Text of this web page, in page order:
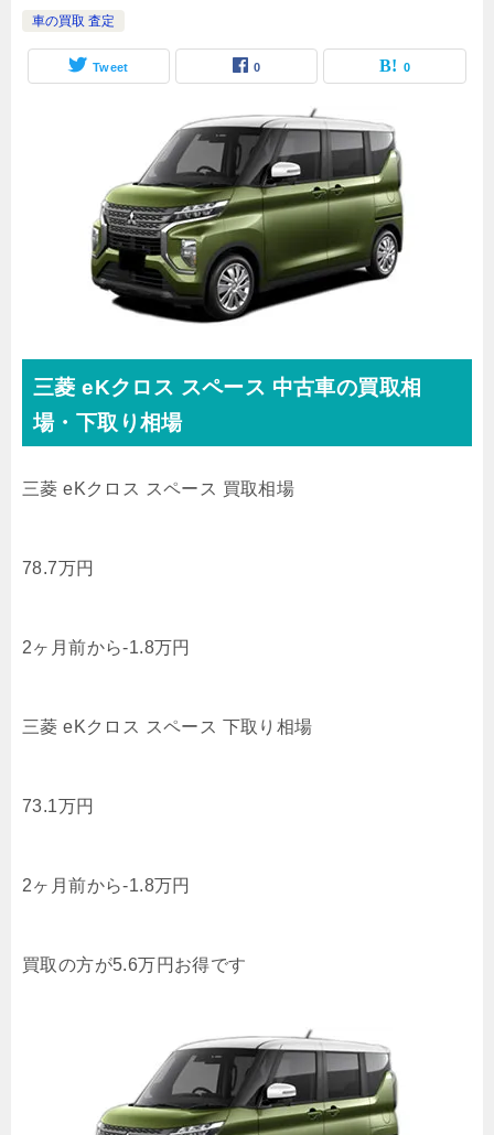
車の買取 査定
Tweet 0 0
三菱 eKクロス スペース 中古車の買取相
場・下取り相場
三菱 eKクロス スペース 買取相場
78.7万円
2ヶ月前から-1.8万円
三菱 eKクロス スペース 下取り相場
73.1万円
2ヶ月前から-1.8万円
買取の方が5.6万円 お得です